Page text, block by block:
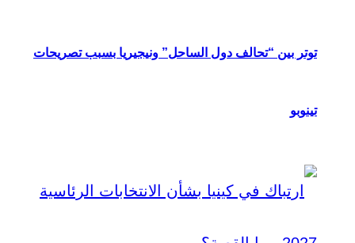
توتر بين “تحالف دول الساحل” ونيجيريا بسبب تصريحات
تينوبو